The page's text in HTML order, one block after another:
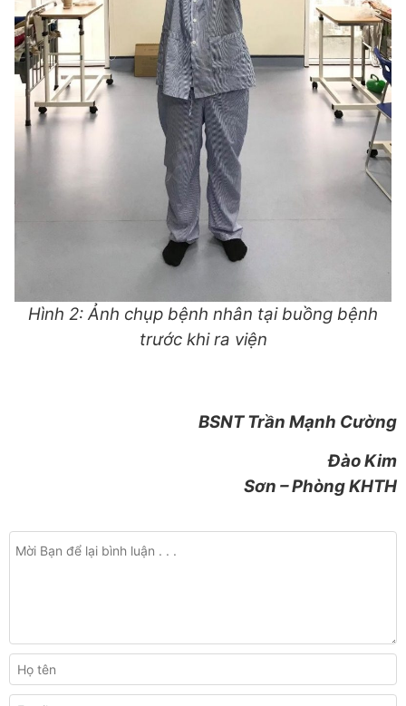
Hình 2: Ảnh chụp bệnh nhân tại buồng bệnh
trước khi ra viện
BSNT Trần Mạnh Cường
Đào Kim
Sơn – Phòng KHTH